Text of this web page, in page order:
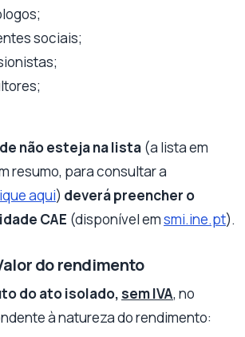
sociais;
não esteja na lista (a lista em
resumo, para consultar a
aqui) deverá preencher o
CAE (disponível emsmi.ine.pt).
do rendimento
do ato isolado, sem IVA, no
à natureza do rendimento: